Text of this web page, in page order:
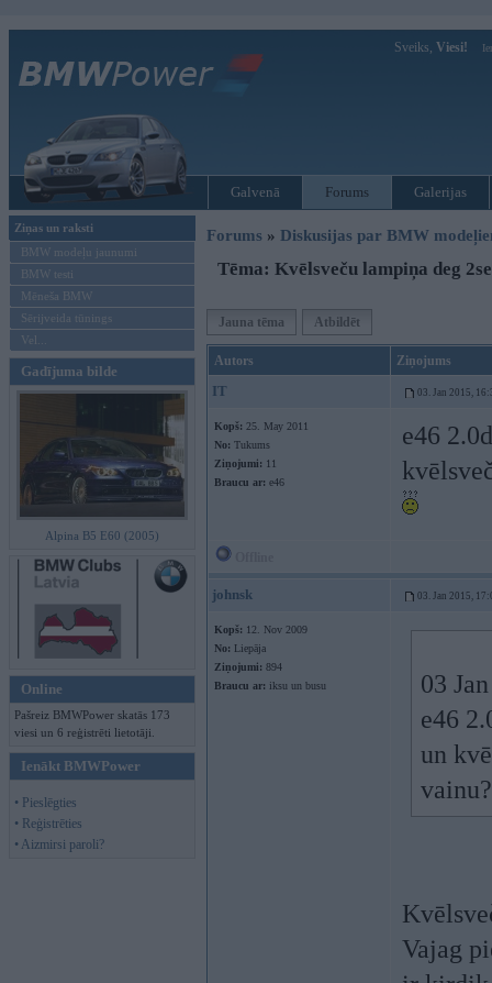
Sveiks, Viesi!
Galvenā Forums Galerijas
Ziņas un raksti
BMW modeļu jaunumi
BMW testi
Mēneša BMW
Sērijveida tūnings
Vel...
Gadījuma bilde
Alpina B5 E60 (2005)
Online
Pašreiz BMWPower skatās 173
viesi un 6 reģistrēti lietotāji.
Ienākt BMWPower
• Pieslēgties
• Reģistrēties
• Aizmirsi paroli?
Forums » Diskusijas par BMW
Tēma: Kvēlsveču lampiņa deg
Jauna tēma Atbildēt
Autors Ziņojums
IT 03. Jan 2015,
Kopš: 25. May 2011
No: Tukums
Ziņojumi: 11
Braucu ar: e46
e46
johnsk 03. Jan 2015,
Kopš: 12. Nov 2009
No: Liepāja
Ziņojumi: 894
Braucu ar: iksu un busu
03
e46
un
Vajag